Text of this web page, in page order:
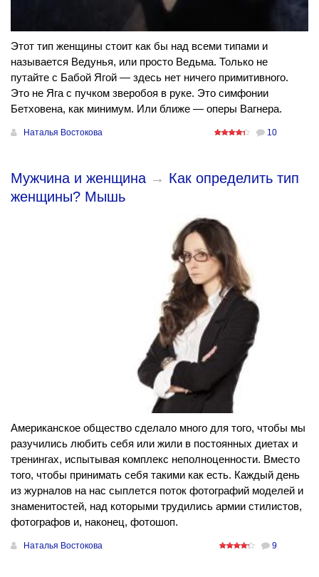
Этот тип женщины стоит как бы над всеми типами и
называется Ведунья, или просто Ведьма. Только не
путайте с Бабой Ягой — здесь нет ничего примитивного.
Это не Яга с пучком зверобоя в руке. Это симфонии
Бетховена, как минимум. Или ближе — оперы Вагнера.
Наталья Востокова 10
Мужчина и женщина → Как определить тип
женщины? Мышь
Американское общество сделало много для того, чтобы мы
разучились любить себя или жили в постоянных диетах и
тренингах, испытывая комплекс неполноценности. Вместо
того, чтобы принимать себя такими как есть. Каждый день
из журналов на нас сыплется поток фотографий моделей и
знаменитостей, над которыми трудились армии стилистов,
фотографов и, наконец, фотошоп.
Наталья Востокова 9